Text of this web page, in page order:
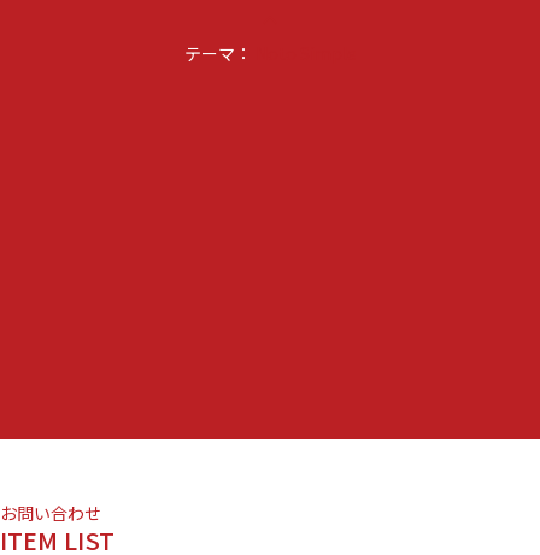
テーマ：
お問い合わせ
ITEM LIST